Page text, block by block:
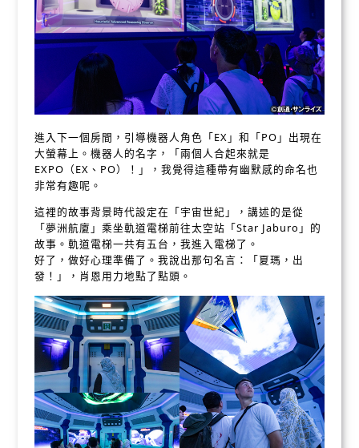
進入下一個房間，引導機器人角色「EX」和「PO」出現在
大螢幕上。機器人的名字，「兩個人合起來就是
EXPO（EX、PO）！」，我覺得這種帶有幽默感的命名也
非常有趣呢。
這裡的故事背景時代設定在「宇宙世紀」，講述的是從
「夢洲航廈」乘坐軌道電梯前往太空站「Star Jaburo」的
故事。軌道電梯一共有五台，我進入電梯了。
好了，做好心理準備了。我說出那句名言：「夏瑪，出
發！」，肖恩用力地點了點頭。